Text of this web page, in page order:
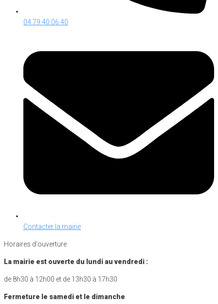
04 79 40 06 40
Contacter la mairie
Horaires d'ouverture
La mairie est ouverte du lundi au vendredi :
de 8h30 à 12h00 et de 13h30 à 17h30
Fermeture le samedi et le dimanche